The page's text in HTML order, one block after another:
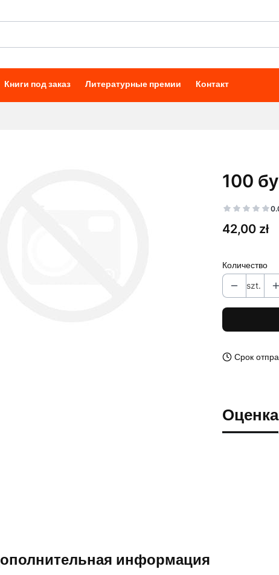
Книги под заказ Литературные премии Контакт
100
Цена
42,00 zł
Количество
szt.
Срок
Оценка
информация